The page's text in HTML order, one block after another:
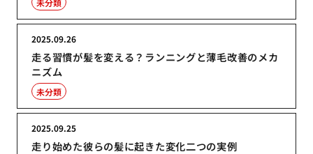
走る習慣が髪を変える？ランニングと薄毛改善のメカ
ニズム
2025.09.26
未分類
走り始めた彼らの髪に起きた変化二つの実例
2025.09.25